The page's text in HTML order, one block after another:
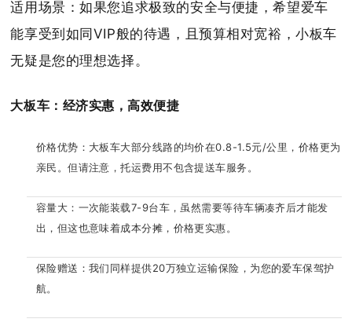
适用场景：如果您追求极致的安全与便捷，希望爱车
能享受到如同VIP般的待遇，且预算相对宽裕，小板车
无疑是您的理想选择。
大板车：经济实惠，高效便捷
价格优势：大板车大部分线路的均价在0.8-1.5元/公里，价格更为
亲民。但请注意，托运费用不包含提送车服务。
容量大：一次能装载7-9台车，虽然需要等待车辆凑齐后才能发
出，但这也意味着成本分摊，价格更实惠。
保险赠送：我们同样提供20万独立运输保险，为您的爱车保驾护
航。